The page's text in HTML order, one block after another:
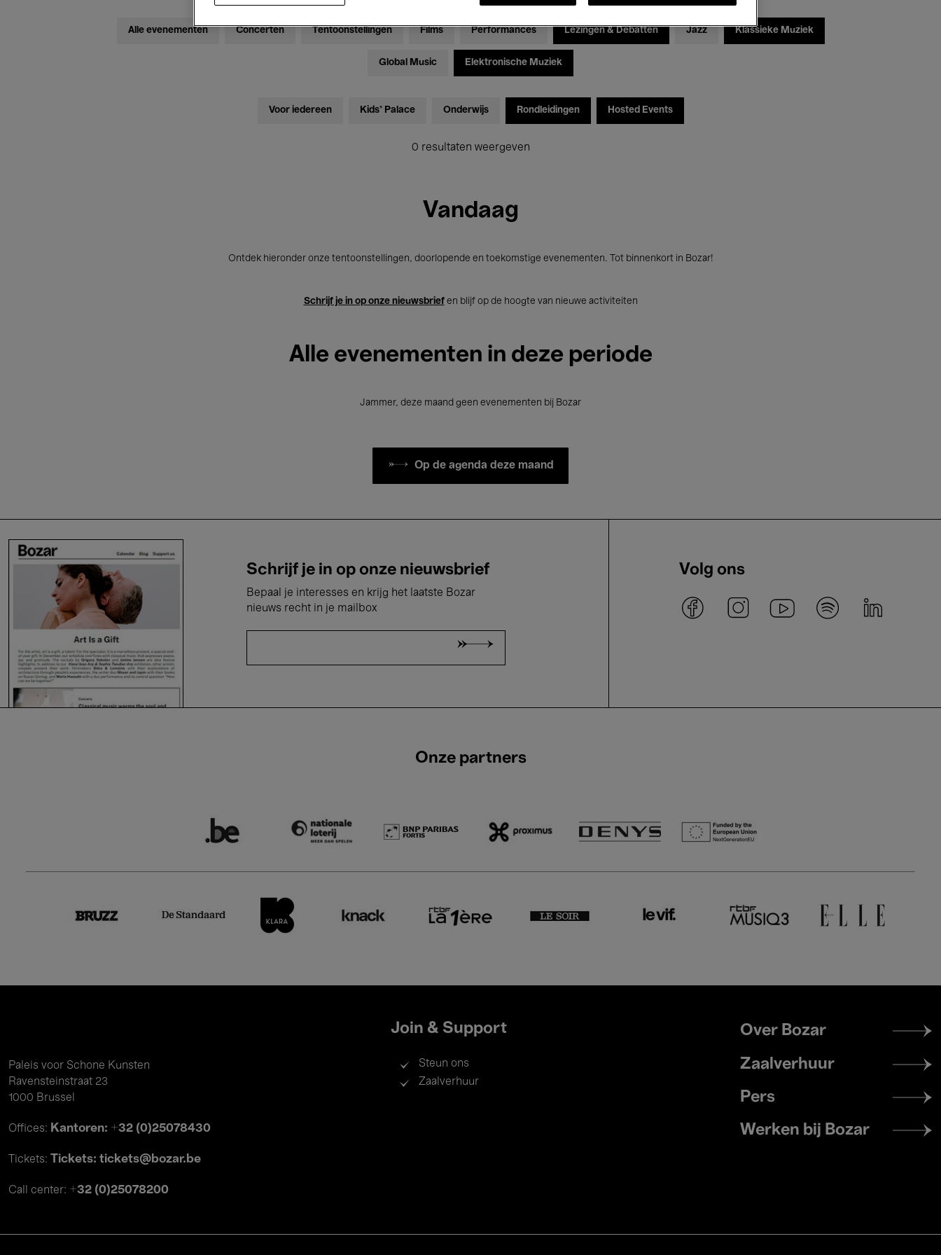
Alle evenementen Concerten Tentoonstellingen Films Performances Lezingen & Debatten Jazz Klassieke Muziek
Global Music Elektronische Muziek
Voor iedereen Kids’ Palace Onderwijs Rondleidingen Hosted Events
0 resultaten weergeven
Vandaag
Ontdek hieronder onze tentoonstellingen, doorlopende en toekomstige evenementen. Tot binnenkort in Bozar!
Schrijf je in op onze nieuwsbriefen blijf op de hoogte van nieuwe activiteiten
Alle evenementen in deze periode
Jammer, deze maand geen evenementen bij Bozar
Op de agenda deze maand
Schrijf je in op onze nieuwsbrief
Bepaal je interesses en krijg het laatste Bozar
nieuws recht in je mailbox
Volg ons
Onze partners
Paleis voor Schone Kunsten
Ravensteinstraat 23
1000 Brussel
Offices: Kantoren: +32 (0)25078430
Tickets: Tickets: tickets@bozar.be
Call center: +32 (0)25078200
Join & Support
Steun ons
Zaalverhuur
Footer
menu
Over Bozar
Zaalverhuur
Pers
Werken bij Bozar